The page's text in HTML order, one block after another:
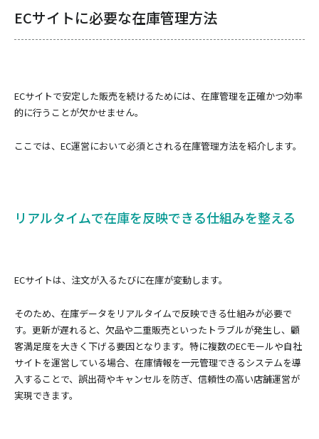
ECサイトに必要な在庫管理方法
ECサイトで安定した販売を続けるためには、在庫管理を正確かつ効率
的に行うことが欠かせません。
ここでは、EC運営において必須とされる在庫管理方法を紹介します。
リアルタイムで在庫を反映できる仕組みを整える
ECサイトは、注文が入るたびに在庫が変動します。
そのため、在庫データをリアルタイムで反映できる仕組みが必要で
す。更新が遅れると、欠品や二重販売といったトラブルが発生し、顧
客満足度を大きく下げる要因となります。特に複数のECモールや自社
サイトを運営している場合、在庫情報を一元管理できるシステムを導
入することで、誤出荷やキャンセルを防ぎ、信頼性の高い店舗運営が
実現できます。